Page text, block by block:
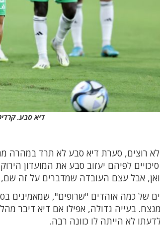
דיא סבע.
לא רוצים, סערת דיא סבע לא תרד במהרה
לפיהם יעזוב סבע את המועדון
אבל עצם העובדה שמדברים על זה
של כמה אוהדים "שרופים", שמאמינים
בעייה גדולה, אפילו אם דיא דיבר
לא הייתה לו כוונה רבה.